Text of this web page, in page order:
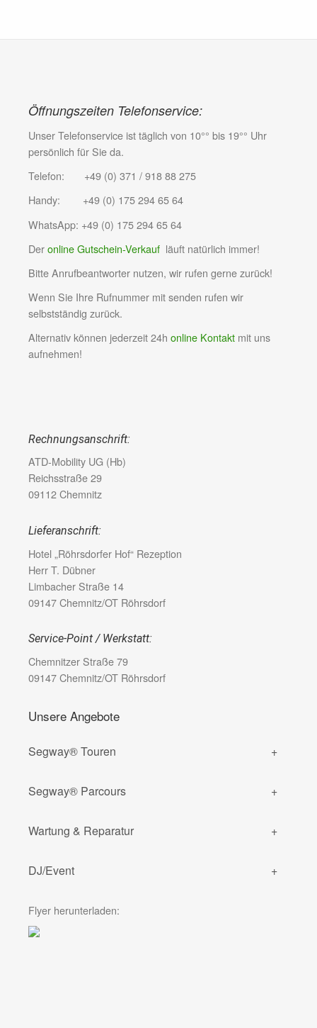
Öffnungszeiten Telefonservice:
Unser Telefonservice ist täglich von 10°° bis 19°° Uhr
persönlich für Sie da.
Telefon: +49 (0) 371 / 918 88 275
Handy: +49 (0) 175 294 65 64
WhatsApp: +49 (0) 175 294 65 64
Deronline Gutschein-Verkauf läuft natürlich immer!
Bitte Anrufbeantworter nutzen, wir rufen gerne zurück!
Wenn Sie Ihre Rufnummer mit senden rufen wir
selbstständig zurück.
Alternativ können jederzeit 24h online Kontakt mit uns
aufnehmen!
Rechnungsanschrift:
ATD-Mobility UG (Hb)
Reichsstraße 29
09112 Chemnitz
Lieferanschrift:
Hotel „Röhrsdorfer Hof“ Rezeption
Herr T. Dübner
Limbacher Straße 14
09147 Chemnitz/OT Röhrsdorf
Service-Point / Werkstatt:
Chemnitzer Straße 79
09147 Chemnitz/OT Röhrsdorf
Unsere Angebote
Segway® Touren
Segway® Parcours
Wartung & Reparatur
DJ/Event
Flyer herunterladen: